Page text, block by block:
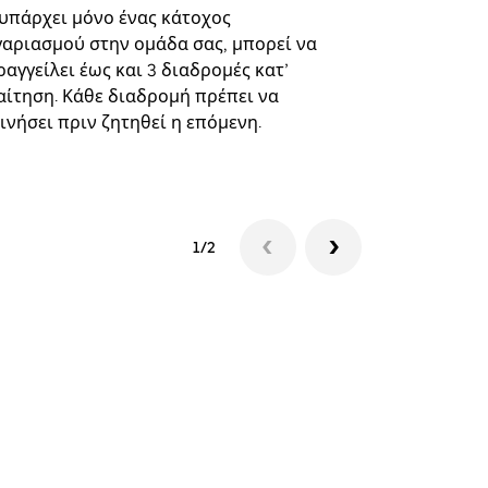
μόνο ένας κάτοχος
στην ομάδα σας, μπορεί να
έως και 3 διαδρομές κατ’
Κάθε διαδρομή πρέπει να
πριν ζητηθεί η επόμενη.
1/2